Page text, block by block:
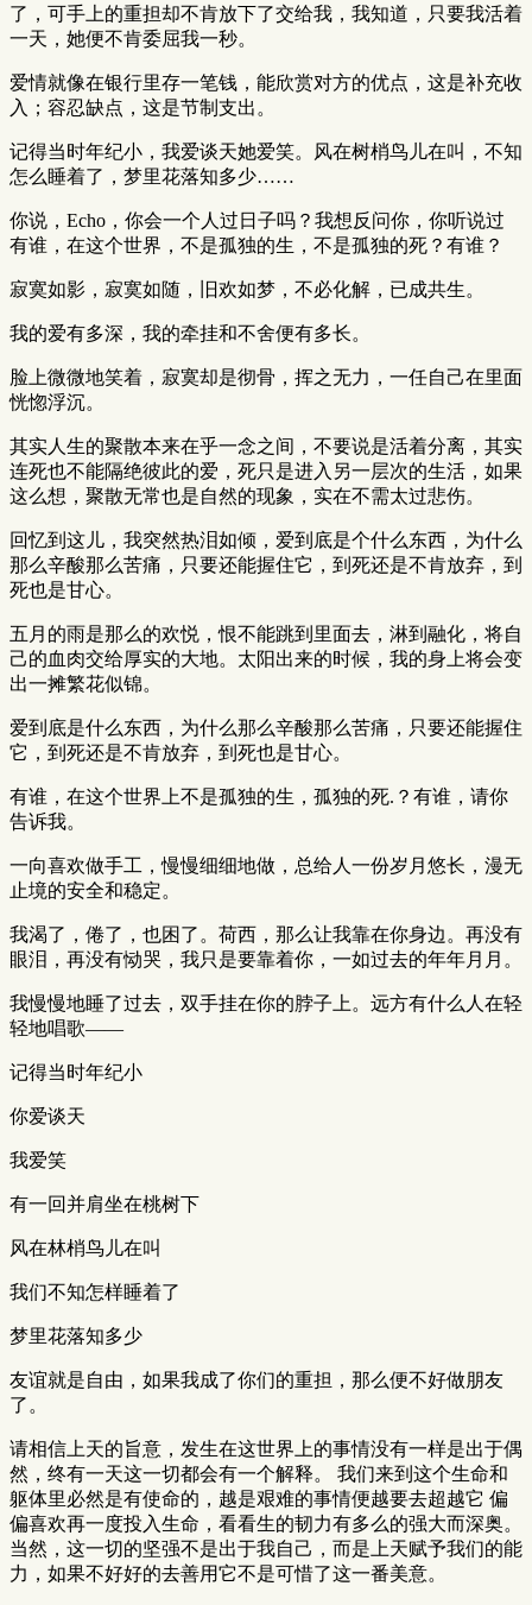
了，可手上的重担却不肯放下了交给我，我知道，只要我活着
一天，她便不肯委屈我一秒。
爱情就像在银行里存一笔钱，能欣赏对方的优点，这是补充收
入；容忍缺点，这是节制支出。
记得当时年纪小，我爱谈天她爱笑。风在树梢鸟儿在叫，不知
怎么睡着了，梦里花落知多少……
你说，Echo，你会一个人过日子吗？我想反问你，你听说过
有谁，在这个世界，不是孤独的生，不是孤独的死？有谁？
寂寞如影，寂寞如随，旧欢如梦，不必化解，已成共生。
我的爱有多深，我的牵挂和不舍便有多长。
脸上微微地笑着，寂寞却是彻骨，挥之无力，一任自己在里面
恍惚浮沉。
其实人生的聚散本来在乎一念之间，不要说是活着分离，其实
连死也不能隔绝彼此的爱，死只是进入另一层次的生活，如果
这么想，聚散无常也是自然的现象，实在不需太过悲伤。
回忆到这儿，我突然热泪如倾，爱到底是个什么东西，为什么
那么辛酸那么苦痛，只要还能握住它，到死还是不肯放弃，到
死也是甘心。
五月的雨是那么的欢悦，恨不能跳到里面去，淋到融化，将自
己的血肉交给厚实的大地。太阳出来的时候，我的身上将会变
出一摊繁花似锦。
爱到底是什么东西，为什么那么辛酸那么苦痛，只要还能握住
它，到死还是不肯放弃，到死也是甘心。
有谁，在这个世界上不是孤独的生，孤独的死.？有谁，请你
告诉我。
一向喜欢做手工，慢慢细细地做，总给人一份岁月悠长，漫无
止境的安全和稳定。
我渴了，倦了，也困了。荷西，那么让我靠在你身边。再没有
眼泪，再没有恸哭，我只是要靠着你，一如过去的年年月月。
我慢慢地睡了过去，双手挂在你的脖子上。远方有什么人在轻
轻地唱歌——
记得当时年纪小
你爱谈天
我爱笑
有一回并肩坐在桃树下
风在林梢鸟儿在叫
我们不知怎样睡着了
梦里花落知多少
友谊就是自由，如果我成了你们的重担，那么便不好做朋友
了。
请相信上天的旨意，发生在这世界上的事情没有一样是出于偶
然，终有一天这一切都会有一个解释。 我们来到这个生命和
躯体里必然是有使命的，越是艰难的事情便越要去超越它 偏
偏喜欢再一度投入生命，看看生的韧力有多么的强大而深奥。
当然，这一切的坚强不是出于我自己，而是上天赋予我们的能
力，如果不好好的去善用它不是可惜了这一番美意。